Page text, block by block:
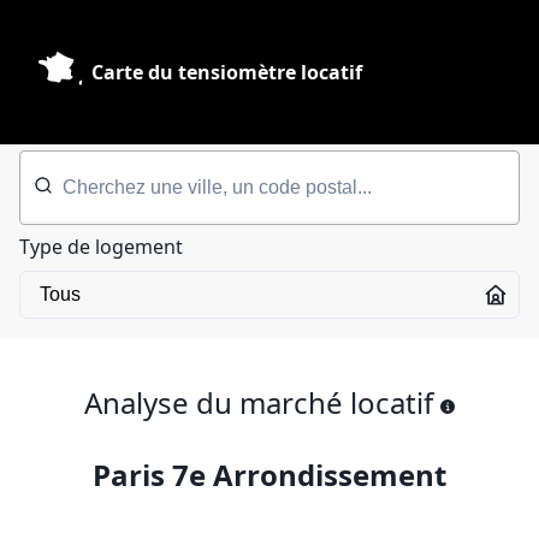
Carte du tensiomètre locatif
Type de logement
Analyse du marché locatif
Paris 7e Arrondissement